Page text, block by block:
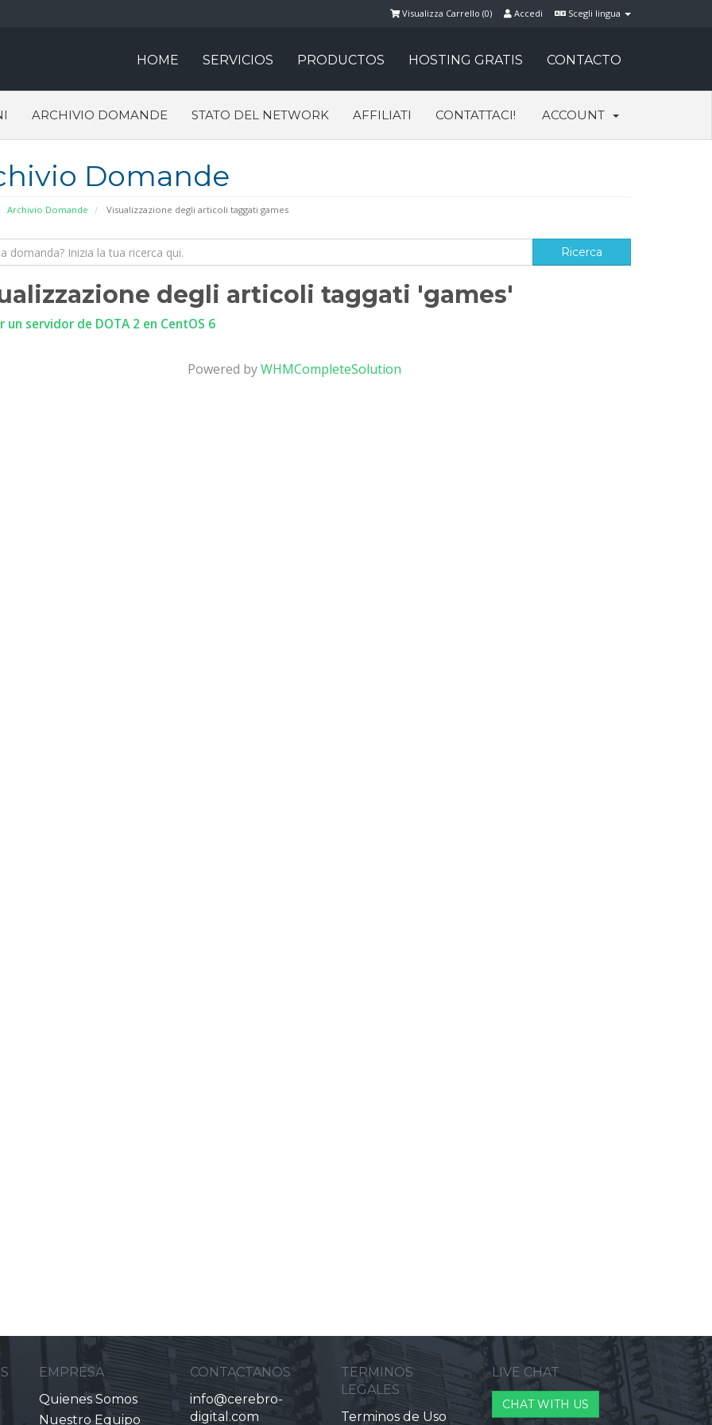
Scegli lingua
Accedi
Visualizza Carrello (0)
HOME SERVICIOS PRODUCTOS HOSTING GRATIS CONTACTO
ARCHIVIO DOMANDE STATO DEL NETWORK AFFILIATI CONTATTACI! ACCOUNT
Domande
Archivio Domande Visualizzazione degli articoli taggati games
degli articoli taggati 'games'
un servidor de DOTA 2 en CentOS 6
Powered byWHMCompleteSolution
EMPRESA
Quienes Somos
Nuestro Equipo
CONTACTANOS
info@cerebro-
digital.com
TERMINOS
LEGALES
Terminos de Uso
LIVE CHAT
CHAT WITH US